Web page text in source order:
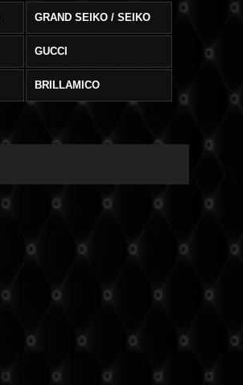
GRAND SEIKO / SEIKO
GUCCI
BRILLAMICO